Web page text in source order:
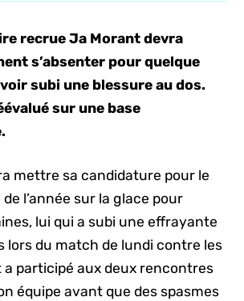
recrue Ja Morant devra
s’absenter pour quelque
subi une blessure au dos.
sur une base
mettre sa candidature pour le
l’année sur la glace pour
lui qui a subi une effrayante
lors du match de lundi contre les
a participé aux deux rencontres
équipe avant que des spasmes